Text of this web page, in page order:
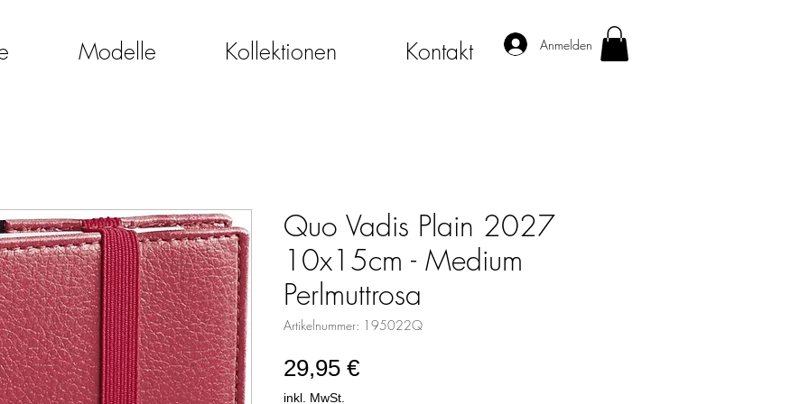
Modelle Kollektionen Kontakt Anmelden
Quo Vadis Plain 2027
10x15cm - Medium
Perlmuttrosa
Artikelnummer: 195022Q
29,95 €Preis
inkl. MwSt.